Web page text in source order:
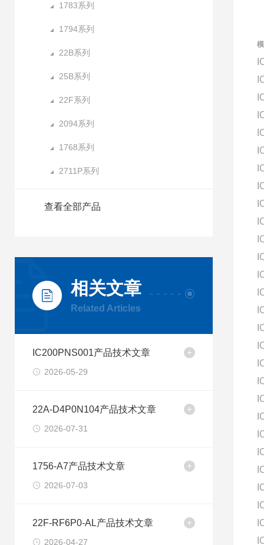
1783系列
1794系列
22B系列
25B系列
22F系列
2094系列
1768系列
2711P系列
查看全部产品
相关文章
Related Articles
IC200PNS001产品技术文章
2026-05-29
22A-D4P0N104产品技术文章
2026-07-31
1756-A7产品技术文章
2026-07-03
22F-RF6P0-AL产品技术文章
2026-04-27